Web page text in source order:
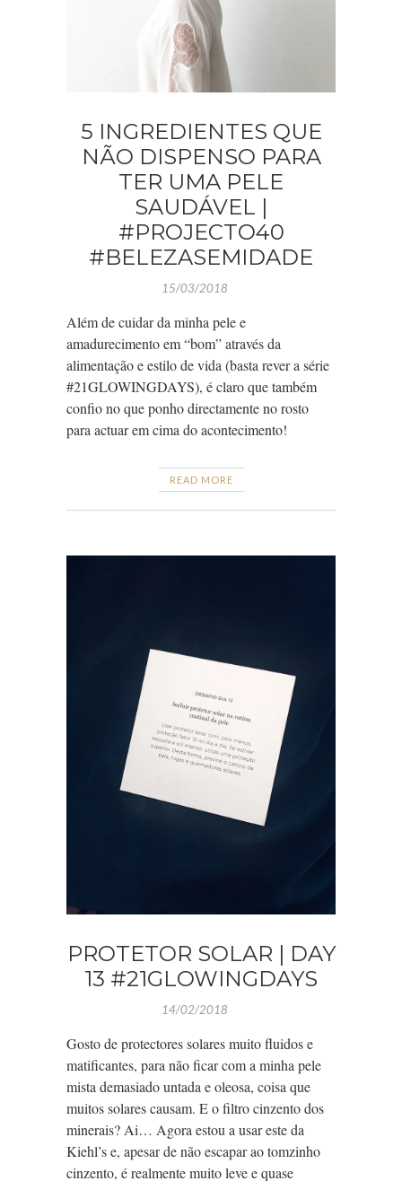
5 INGREDIENTES QUE
NÃO DISPENSO PARA
TER UMA PELE
SAUDÁVEL |
#PROJECTO40
#BELEZASEMIDADE
15/03/2018
Além de cuidar da minha pele e
amadurecimento em “bom” através da
alimentação e estilo de vida (basta rever a série
#21GLOWINGDAYS), é claro que também
confio no que ponho directamente no rosto
para actuar em cima do acontecimento!
READ MORE
PROTETOR SOLAR | DAY
13 #21GLOWINGDAYS
14/02/2018
Gosto de protectores solares muito fluidos e
matificantes, para não ficar com a minha pele
mista demasiado untada e oleosa, coisa que
muitos solares causam. E o filtro cinzento dos
minerais? Ai… Agora estou a usar este da
Kiehl’s e, apesar de não escapar ao tomzinho
cinzento, é realmente muito leve e quase